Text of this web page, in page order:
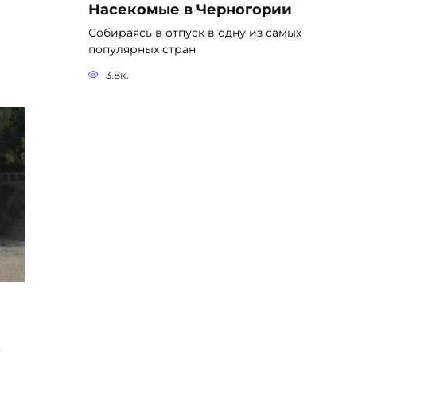
Насекомые в Черногории
Собираясь в отпуск в одну из самых
популярных стран
3.8к.